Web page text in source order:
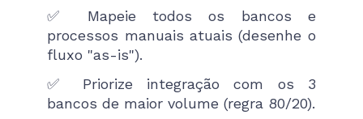
✅ Mapeie todos os bancos e
processos manuais atuais (desenhe o
fluxo "as-is").
✅ Priorize integração com os 3
bancos de maior volume (regra 80/20).